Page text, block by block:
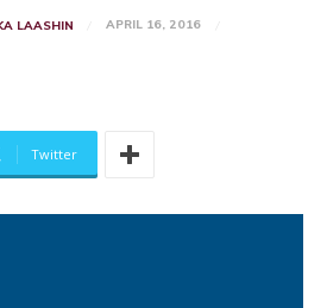
LAASHIN APRIL 16, 2016
Twitter